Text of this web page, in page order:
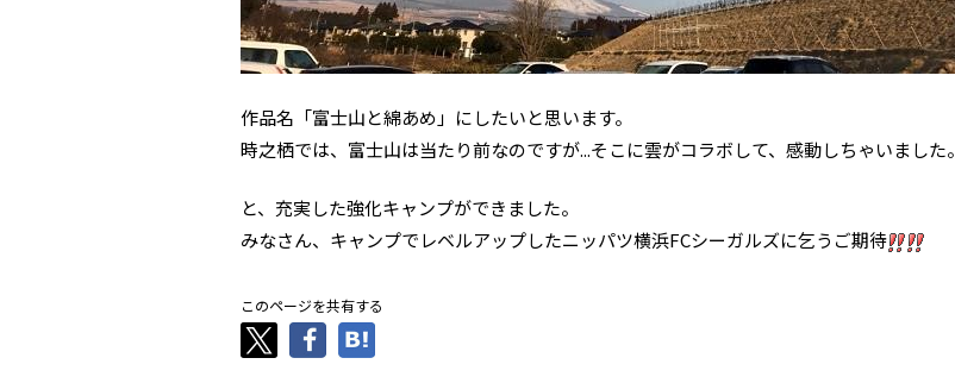
作品名「富士山と綿あめ」にしたいと思います。
時之栖では、富士山は当たり前なのですが...そこに雲がコラボして、感動しちゃいました。
と、充実した強化キャンプができました。
みなさん、キャンプでレベルアップしたニッパツ横浜FCシーガルズに乞うご期待
このページを共有する